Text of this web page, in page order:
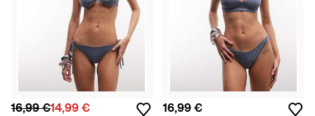
16,99 €14,99 € 16,99 €